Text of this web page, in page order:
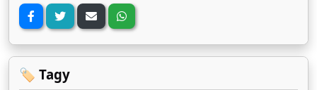
🏷️ Tagy